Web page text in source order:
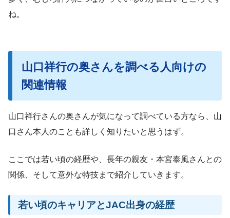
ね。
山口祥行の奥さんを調べる人向けの
関連情報
山口祥行さんの奥さんが気になって調べている方なら、山
口さん本人のことも詳しく知りたいと思うはず。
ここでは若い頃の経歴や、長年の親友・本宮泰風さんとの
関係、そして意外な特技まで紹介していきます。
若い頃のキャリアとJAC出身の経歴